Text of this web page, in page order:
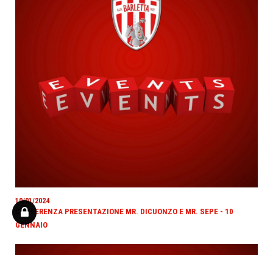
10/01/2024
CONFERENZA PRESENTAZIONE MR. DICUONZO E MR. SEPE - 10
GENNAIO